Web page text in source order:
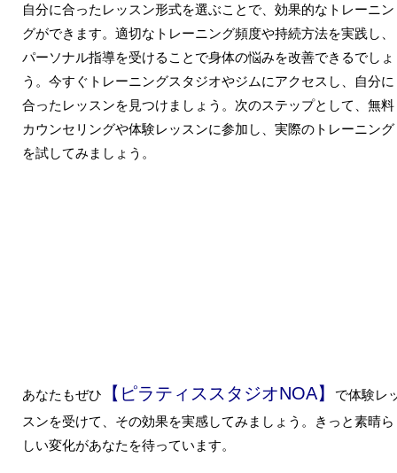
自分に合ったレッスン形式を選ぶことで、効果的なトレーニン
グができます。適切なトレーニング頻度や持続方法を実践し、
パーソナル指導を受けることで身体の悩みを改善できるでしょ
う。今すぐトレーニングスタジオやジムにアクセスし、自分に
合ったレッスンを見つけましょう。次のステップとして、無料
カウンセリングや体験レッスンに参加し、実際のトレーニング
を試してみましょう。
あなたもぜひ 【ピラティススタジオNOA】
で体験レ
スンを受けて、その効果を実感してみましょう。きっと素晴ら
しい変化があなたを待っています。